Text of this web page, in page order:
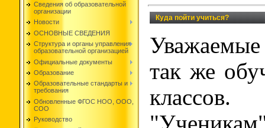
Сведения об образовательной
организации
Новости
ОСНОВНЫЕ СВЕДЕНИЯ
Структура и органы управления
образовательной организацией
Официальные документы
Образование
Образовательные стандарты и
требования
Обновленные ФГОС НОО, ООО,
СОО
Руководство
Куда пойти учиться?
так же